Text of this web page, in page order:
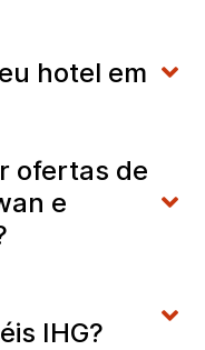
hotel em
ofertas de
e
IHG?